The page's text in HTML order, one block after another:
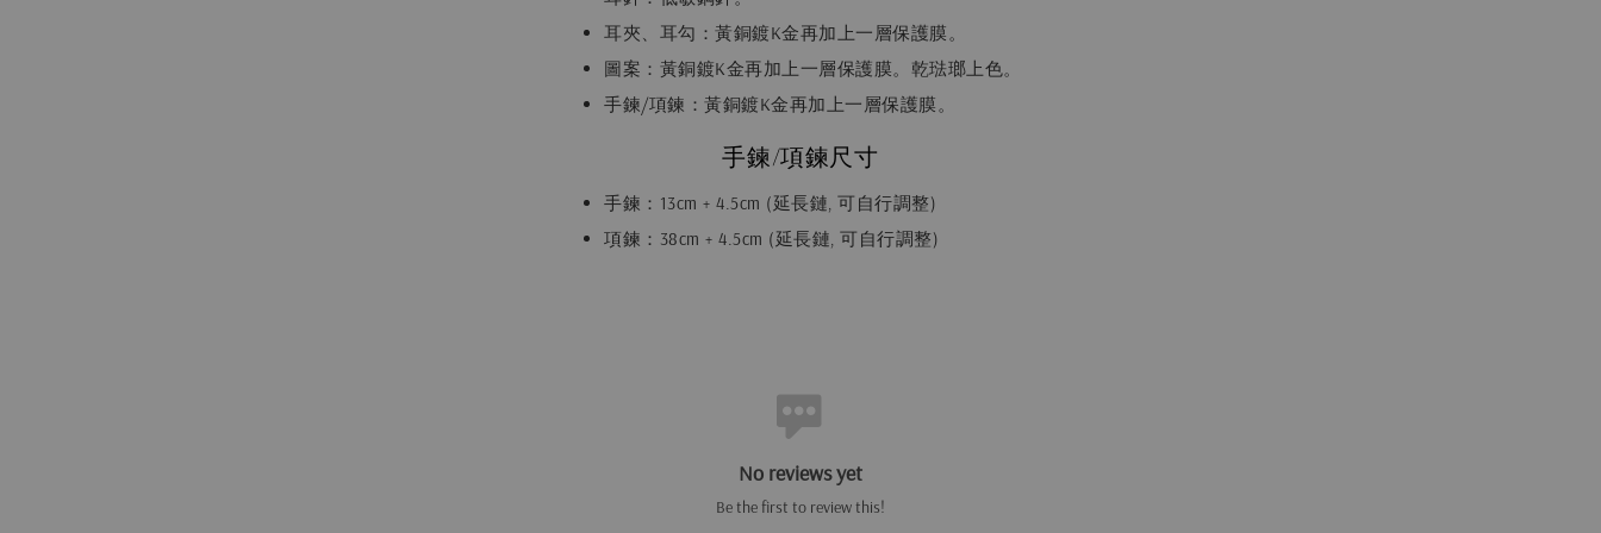
耳夾、耳勾：黃銅鍍K金再加上一層保護膜。
圖案：黃銅鍍K金再加上一層保護膜。乾琺瑯上色。
手鍊/項鍊：黃銅鍍K金再加上一層保護膜。
手鍊/項鍊尺寸
手鍊：13cm + 4.5cm (延長鏈, 可自行調整)
項鍊：38cm + 4.5cm (延長鏈, 可自行調整)
No reviews yet
Be the first to review this!